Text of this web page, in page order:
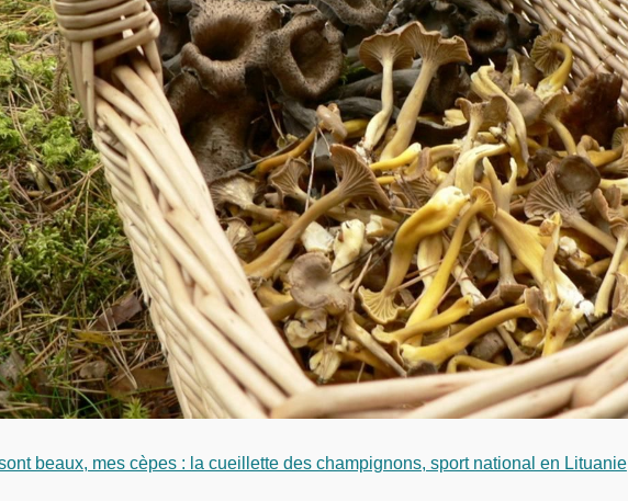
beaux, mes cèpes : la cueillette des champignons, sport national en Lituanie